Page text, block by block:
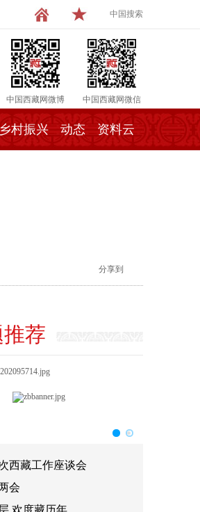
中国搜索
中国西藏网微博 中国西藏网微信
乡村振兴 动态 资料云
分享到
荐
西藏工作座谈会
会
欢度藏历年